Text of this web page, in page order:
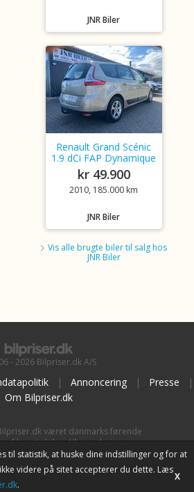
JNR Biler
Renault Grand Scénic
1.9 dCi FAP Dynamique
kr 49.900
2010, 185.000 km
JNR Biler
Vis alle brugte biler til salg hos
JNR Biler
- 2026 Bilpriser.dk A/S
| Annoncering | Presse
|
Om Bilpriser.dk
været danmarks førende
af brugte biler. Alle vurderinger er
Prisberegning , bilbranchens
værktøj til bilvurdering.
til statistik, at huske dine indstillinger og for at
videre på sitet accepterer du dette. Læs
.
X